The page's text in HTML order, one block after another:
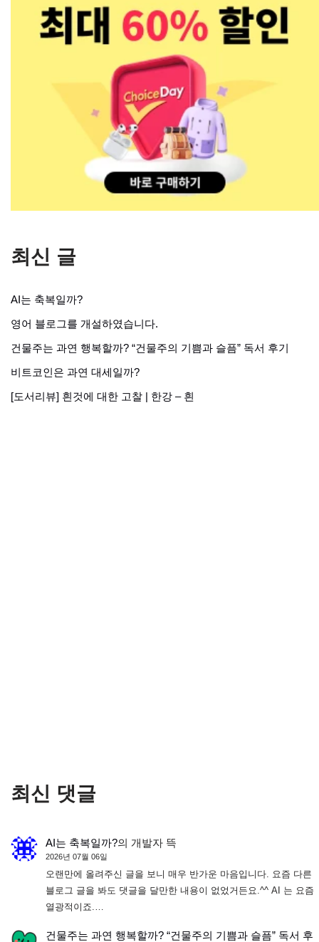
최신 글
AI는 축복일까?
영어 블로그를 개설하였습니다.
건물주는 과연 행복할까? “건물주의 기쁨과 슬픔” 독서 후기
비트코인은 과연 대세일까?
[도서리뷰] 흰것에 대한 고찰 | 한강 – 흰
최신 댓글
AI는 축복일까?의 개발자 뜩
2026년 07월 06일
오랜만에 올려주신 글을 보니 매우 반가운 마음입니다. 요즘 다른
블로그 글을 봐도 댓글을 달만한 내용이 없었거든요.^^ AI 는 요즘
열광적이죠.…
건물주는 과연 행복할까? “건물주의 기쁨과 슬픔” 독서 후